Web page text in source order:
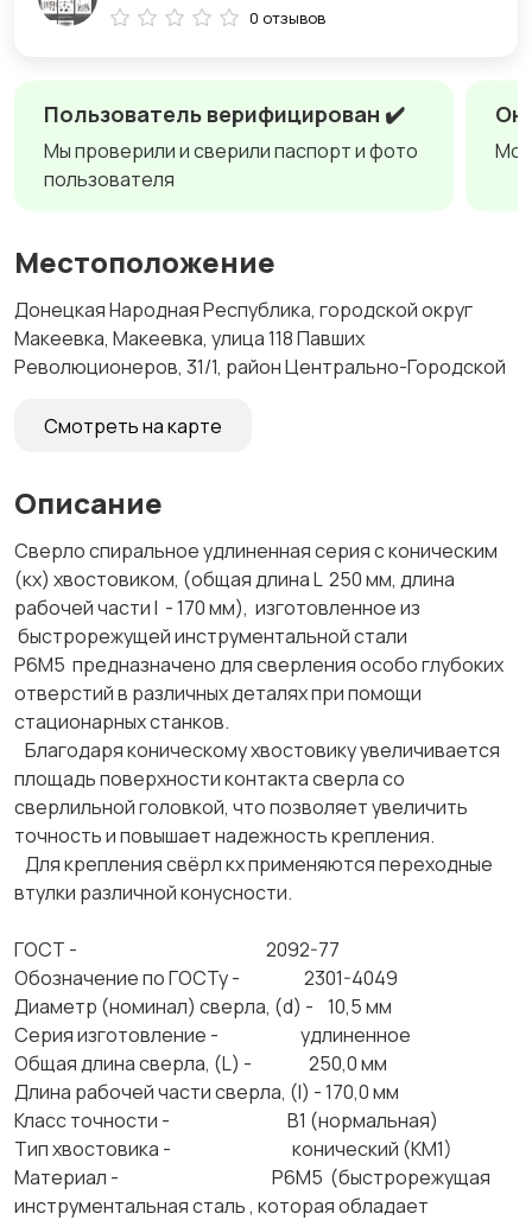
Пользователь верифицирован ✔️
Мы проверили и сверили паспорт и фото
пользователя
Местоположение
Донецкая Народная Республика, городской округ
Макеевка, Макеевка, улица 118 Павших
Революционеров, 31/1, район Центрально-Городской
Смотреть на карте
Описание
Сверло спиральное удлиненная серия с коническим
(кх) хвостовиком, (общая длина L 250 мм, длина
рабочей части l - 170 мм), изготовленное из
быстрорежущей инструментальной стали
Р6М5 предназначено для сверления особо глубоких
отверстий в различных деталях при помощи
стационарных станков.
Благодаря коническому хвостовику увеличивается
площадь поверхности контакта сверла со
сверлильной головкой, что позволяет увеличить
точность и повышает надежность крепления.
Для крепления свёрл кх применяются переходные
втулки различной конусности.
ГОСТ - 2092-77
Обозначение по ГОСТу - 2301-4049
Диаметр (номинал) сверла, (d) - 10,5 мм
Серия изготовление - удлиненное
Общая длина сверла, (L) - 250,0 мм
Длина рабочей части сверла, (l) - 170,0 мм
Класс точности - В1 (нормальная)
Тип хвостовика - конический (КМ1)
Материал - Р6М5 (быстрорежущая
инструментальная сталь , которая обладает
0 отзывов